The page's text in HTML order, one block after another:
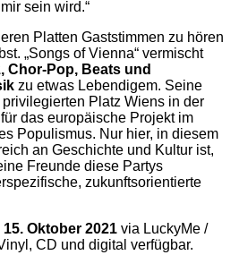
sein wird.“
Platten Gaststimmen zu hören
„Songs of Vienna“ vermischt
Chor-Pop, Beats und
zu etwas Lebendigem. Seine
Platz Wiens in der
das europäische Projekt im
Populismus. Nur hier, in diesem
an Geschichte und Kultur ist,
Freunde diese Partys
zukunftsorientierte
15. Oktober 2021 via LuckyMe /
CD und digital verfügbar.